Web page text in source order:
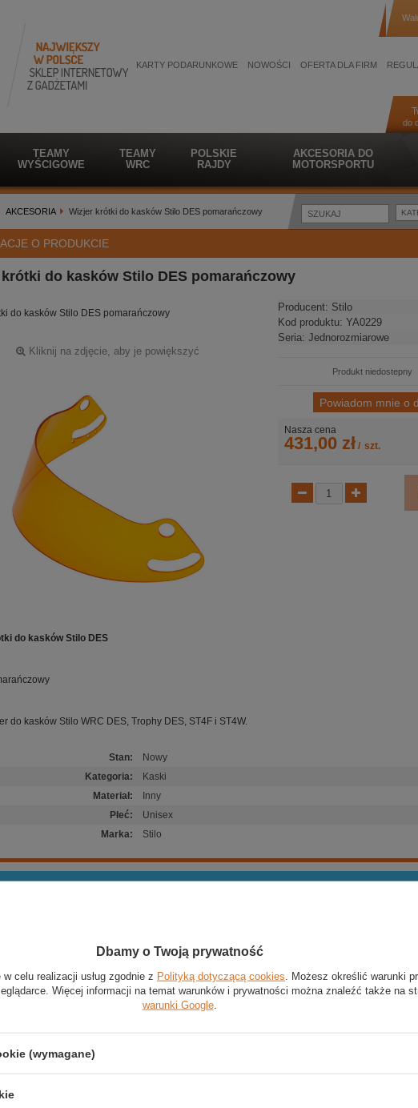
KARTY PODARUNKOWE NOWOŚCI OFERTA DLA FIRM
do
TEAMY
WYŚCIGOWE
TEAMY
WRC
POLSKIE
RAJDY
AKCESORIA DO
MOTORSPORTU
AKCESORIA Wizjer krótki do kasków Stilo DES pomarańczowy
O PRODUKCIE
do kasków Stilo DES pomarańczowy
do kasków Stilo DES pomarańczowy
Kliknij na zdjęcie, aby je powiększyć
Producent: Stilo
Kod produktu: YA0229
Seria: Jednorozmiarowe
Produkt niedostepny
Powiadom mnie o
Nasza cena
431,00 zł/ szt.
do kasków Stilo DES
do kasków Stilo WRC DES, Trophy DES, ST4F i ST4W.
Stan:
Nowy
Kategoria:
Kaski
Materiał:
Inny
Płeć:
Unisex
Marka: Stilo
Dbamy o Twoją prywatność
celu realizacji usług zgodnie z Polityką dotyczącą cookies . Możesz określić warunki
Więcej informacji na temat warunków i prywatności można znaleźć także na
warunki Google.
(wymagane)